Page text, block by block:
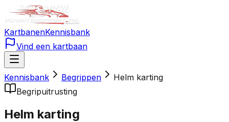
KartbanenKennisbank
Vind een kartbaan
Kennisbank Begrippen
Helm karting
Begripuitrusting
Helm karting